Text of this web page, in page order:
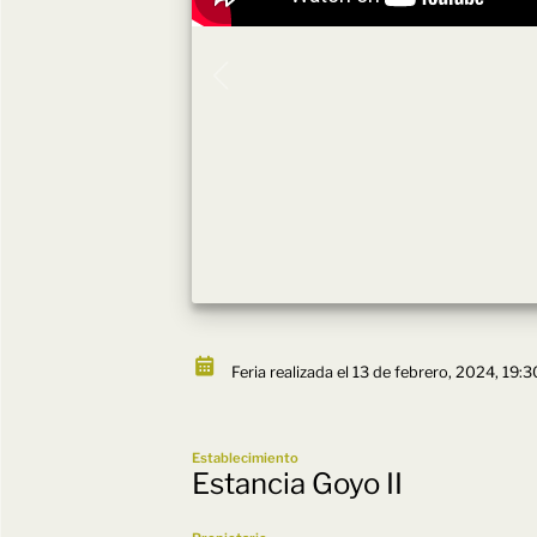
Feria realizada el 13 de febrero, 2024,
Establecimiento
Estancia Goyo II